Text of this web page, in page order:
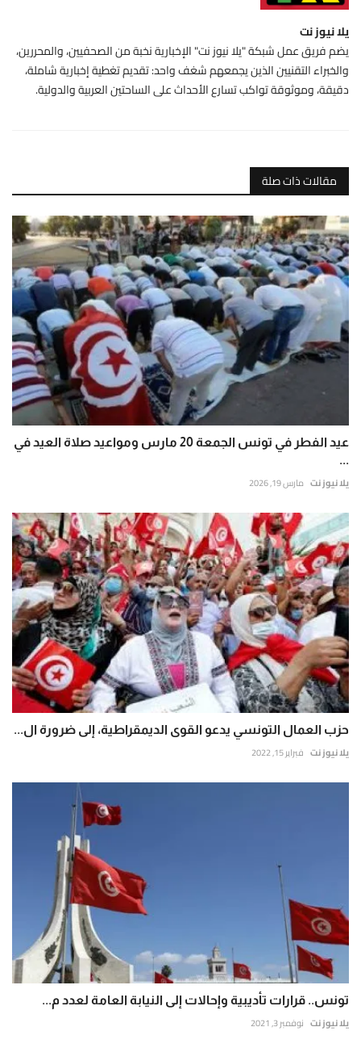
يلا نيوز نت
يضم فريق عمل شبكة "يلا نيوز نت" الإخبارية نخبة من الصحفيين، والمحررين،
والخبراء التقنيين الذين يجمعهم شغف واحد: تقديم تغطية إخبارية شاملة،
دقيقة، وموثوقة تواكب تسارع الأحداث على الساحتين العربية والدولية.
مقالات ذات صلة
عيد الفطر في تونس الجمعة 20 مارس ومواعيد صلاة العيد في
...
يلا نيوز نت مارس 19, 2026
حزب العمال التونسي يدعو القوى الديمقراطية، إلى ضرورة ال...
يلا نيوز نت فبراير 15, 2022
تونس.. قرارات تأديبية وإحالات إلى النيابة العامة لعدد م...
يلا نيوز نت نوفمبر 3, 2021